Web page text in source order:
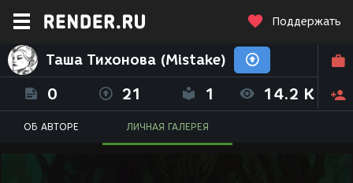
Поддержать
Таша Тихонова (Mistake)
0 21 1 14.2 K
ОБ АВТОРЕ ЛИЧНАЯ ГАЛЕРЕЯ